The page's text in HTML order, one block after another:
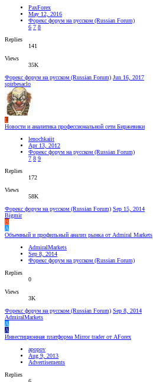
PaxForex
May 12, 2016
Форекс форум на русском (Russian Forum)
6 7 8
Replies
141
Views
35K
Форекс форум на русском (Russian Forum) Jun 16, 2017
spirbesaclo
L
Новости и аналитика профессиональной сети Биржевики
lenochkaiit
Apr 13, 2012
Форекс форум на русском (Russian Forum)
7 8 9
Replies
172
Views
58K
Форекс форум на русском (Russian Forum) Sep 15, 2014
Bigmir
B
A
Объемный и профильный анализ рынка от Admiral Markets
AdmiralMarkets
Sep 8, 2014
Форекс форум на русском (Russian Forum)
Replies
0
Views
3K
Форекс форум на русском (Russian Forum) Sep 8, 2014
AdmiralMarkets
A
A
Инвестиционная платформа Mirror trader от AForex
apopov
Aug 9, 2013
Advertisements
Replies